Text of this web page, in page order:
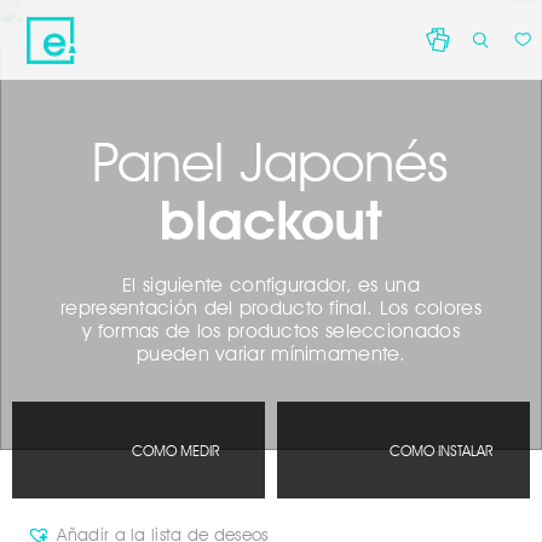
Panel Japonés
blackout
El siguiente configurador, es una
representación del producto final. Los colores
y formas de los productos seleccionados
pueden variar mínimamente.
COMO MEDIR COMO INSTALAR
Añadir a la lista de deseos
Acepto que Decocasa trate tus datos personales para